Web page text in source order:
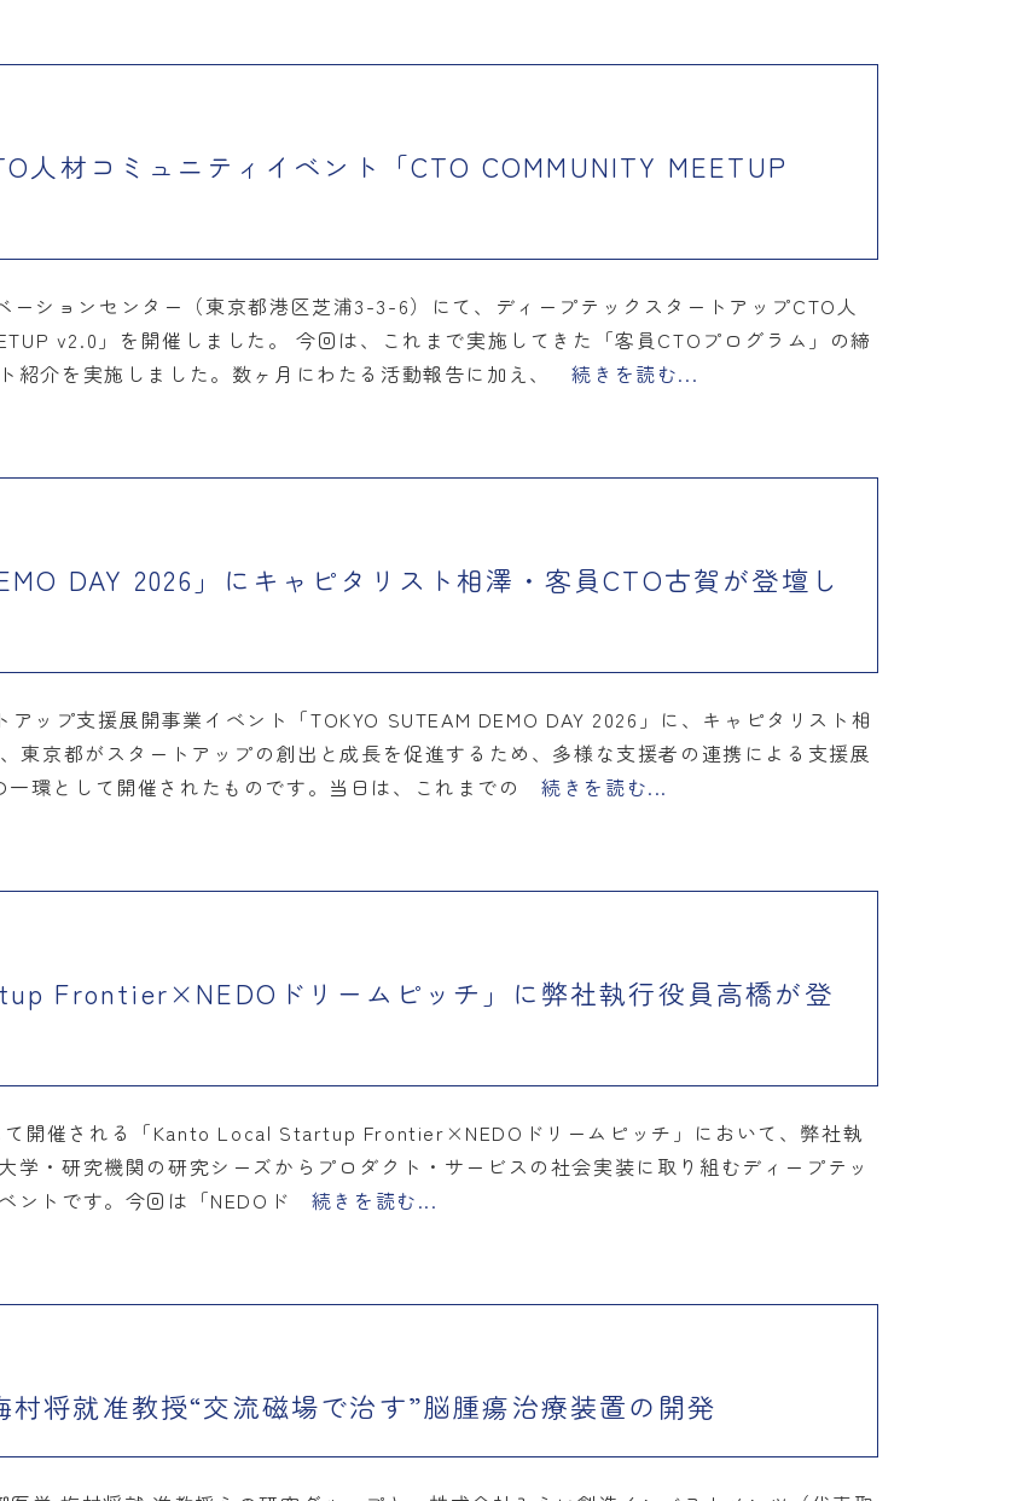
人材コミュニティイベント「CTO COMMUNITY MEETUP
ーションセンター（東京都港区芝浦3-3-6）にて、ディープテックスタートアップCTO人
v2.0」を開催しました。 今回は、これまで実施してきた「客員CTOプログラム」の締
介を実施しました。数ヶ月にわたる活動報告に加え、
続きを読む...
DAY 2026」にキャピタリスト相澤・客員CTO古賀が登壇し
ップ支援展開事業イベント「TOKYO SUTEAM DEMO DAY 2026」に、キャピタリスト相
東京都がスタートアップの創出と成長を促進するため、多様な支援者の連携による支援展
環として開催されたものです。当日は、これまでの
続きを読む...
Frontier×NEDOドリームピッチ」に弊社執行役員高橋が登
開催される「Kanto Local Startup Frontier×NEDOドリームピッチ」において、弊社執
・研究機関の研究シーズからプロダクト・サービスの社会実装に取り組むディープテッ
ントです。今回は「NEDOド
続きを読む...
村将就准教授“交流磁場で治す”脳腫瘍治療装置の開発